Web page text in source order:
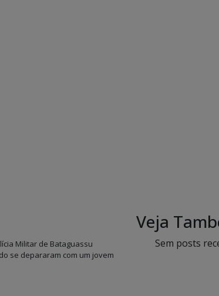
Militar de Bataguassu
se depararam com um jovem
Veja
Sem posts